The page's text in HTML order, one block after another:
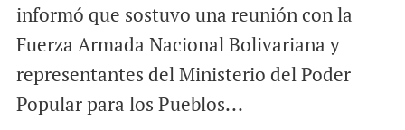
informó que sostuvo una reunión con la
Fuerza Armada Nacional Bolivariana y
representantes del Ministerio del Poder
Popular para los Pueblos...